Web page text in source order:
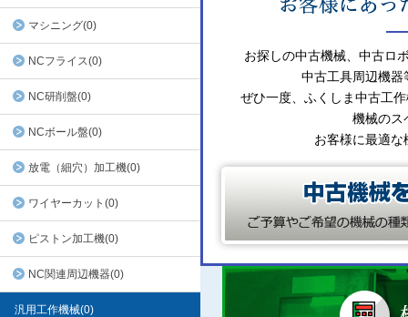
マシニング(0)
NCフライス(0)
NC研削盤(0)
NCボール盤(0)
放電（細穴）加工機(0)
ワイヤーカット(0)
ピストン加工機(0)
NC関連周辺機器(0)
汎用工作機械(0)
お探しの中古機械、中古ロ
中古工具周辺機器
ぜひ一度、ふくしま中古工
機械のス
お客様に最適